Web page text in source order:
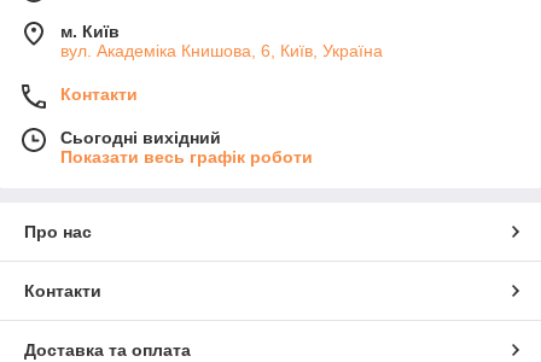
м. Київ
вул. Академіка Книшовa, 6, Київ, Україна
Контакти
Сьогодні вихідний
Показати весь графік роботи
Про нас
Контакти
Доставка та оплата